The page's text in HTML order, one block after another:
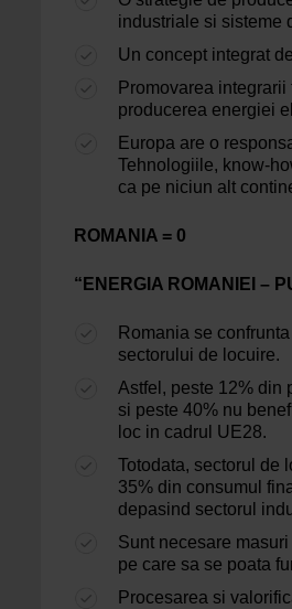
industriale si sisteme
Un concept integrat
Promovarea
producerea energiei
Europa are o
Tehnologiile, know-
ca pe niciun alt
ROMANIA = 0
“ENERGIA ROMANIEI –
Romania se
sectorului de locuire.
Astfel, peste 12% din
si peste 40% nu
loc in cadrul UE28.
Totodata, sectorul de
35% din consumul
depasind sectorul
Sunt necesare
pe care sa se poata
Procesarea si